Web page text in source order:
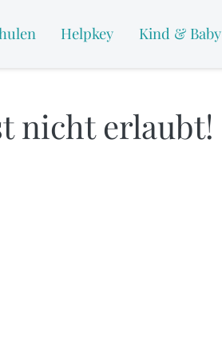
Helpkey Kind & Baby
nicht erlaubt!